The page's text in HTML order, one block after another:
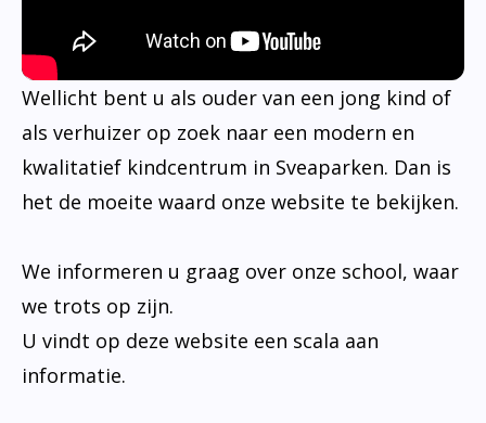
Wellicht bent u als ouder van een jong kind of
als verhuizer op zoek naar een modern en
kwalitatief kindcentrum in Sveaparken. Dan is
het de moeite waard onze website te bekijken.
We informeren u graag over onze school, waar
we trots op zijn.
U vindt op deze website een scala aan
informatie.